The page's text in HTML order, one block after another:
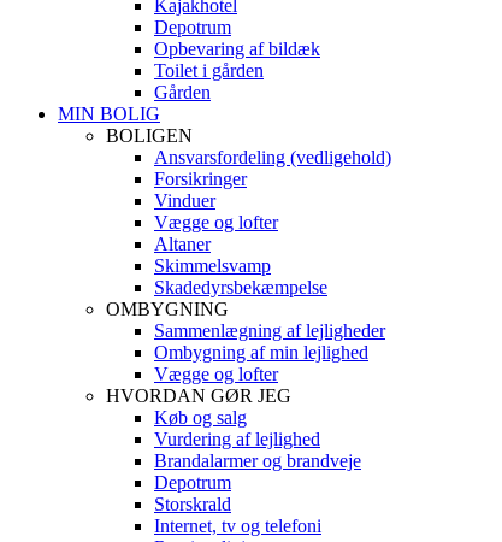
Kajakhotel
Depotrum
Opbevaring af bildæk
Toilet i gården
Gården
MIN BOLIG
BOLIGEN
Ansvarsfordeling (vedligehold)
Forsikringer
Vinduer
Vægge og lofter
Altaner
Skimmelsvamp
Skadedyrsbekæmpelse
OMBYGNING
Sammenlægning af lejligheder
Ombygning af min lejlighed
Vægge og lofter
HVORDAN GØR JEG
Køb og salg
Vurdering af lejlighed
Brandalarmer og brandveje
Depotrum
Storskrald
Internet, tv og telefoni